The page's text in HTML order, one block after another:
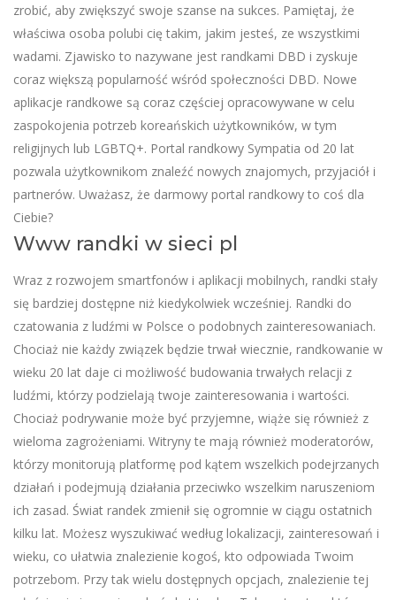
zrobić, aby zwiększyć swoje szanse na sukces. Pamiętaj, że
właściwa osoba polubi cię takim, jakim jesteś, ze wszystkimi
wadami. Zjawisko to nazywane jest randkami DBD i zyskuje
coraz większą popularność wśród społeczności DBD. Nowe
aplikacje randkowe są coraz częściej opracowywane w celu
zaspokojenia potrzeb koreańskich użytkowników, w tym
religijnych lub LGBTQ+. Portal randkowy Sympatia od 20 lat
pozwala użytkownikom znaleźć nowych znajomych, przyjaciół i
partnerów. Uważasz, że darmowy portal randkowy to coś dla
Ciebie?
Www randki w sieci pl
Wraz z rozwojem smartfonów i aplikacji mobilnych, randki stały
się bardziej dostępne niż kiedykolwiek wcześniej. Randki do
czatowania z ludźmi w Polsce o podobnych zainteresowaniach.
Chociaż nie każdy związek będzie trwał wiecznie, randkowanie w
wieku 20 lat daje ci możliwość budowania trwałych relacji z
ludźmi, którzy podzielają twoje zainteresowania i wartości.
Chociaż podrywanie może być przyjemne, wiąże się również z
wieloma zagrożeniami. Witryny te mają również moderatorów,
którzy monitorują platformę pod kątem wszelkich podejrzanych
działań i podejmują działania przeciwko wszelkim naruszeniom
ich zasad. Świat randek zmienił się ogromnie w ciągu ostatnich
kilku lat. Możesz wyszukiwać według lokalizacji, zainteresowań i
wieku, co ułatwia znalezienie kogoś, kto odpowiada Twoim
potrzebom. Przy tak wielu dostępnych opcjach, znalezienie tej